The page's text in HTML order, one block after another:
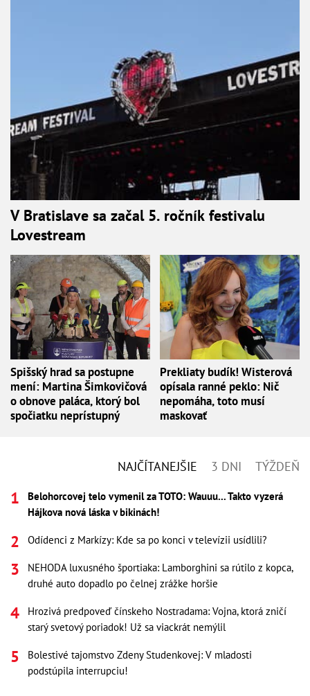
V Bratislave sa začal 5. ročník festivalu
Lovestream
Spišský hrad sa postupne
mení: Martina Šimkovičová
o obnove paláca, ktorý bol
spočiatku neprístupný
Prekliaty budík! Wisterová
opísala ranné peklo: Nič
nepomáha, toto musí
maskovať
NAJČÍTANEJŠIE 3 DNI TÝŽDEŇ
Belohorcovej telo vymenil za TOTO: Wauuu... Takto vyzerá
Hájkova nová láska v bikinách!
Odídenci z Markízy: Kde sa po konci v televízii usídlili?
NEHODA luxusného športiaka: Lamborghini sa rútilo z kopca,
druhé auto dopadlo po čelnej zrážke horšie
Hrozivá predpoveď čínskeho Nostradama: Vojna, ktorá zničí
starý svetový poriadok! Už sa viackrát nemýlil
Bolestivé tajomstvo Zdeny Studenkovej: V mladosti
podstúpila interrupciu!